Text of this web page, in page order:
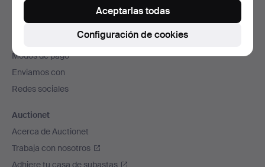
pie
de
página
Ayuda y contacto
Contacta con el servicio de atención al cliente
Todas las casas de subastas
Modos de pago
Enviamos con
Redes sociales
Auctionet
Acerca de Auctionet
Trabaja con nosotros
Adhiere tu casa de subastas
Configuración de cookies
Aceptarlas todas